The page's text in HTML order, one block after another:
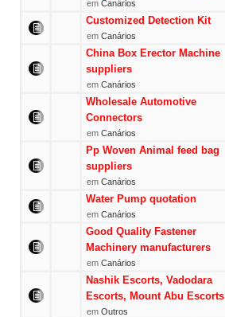
em Canários
Customized Detection Kit
em Canários
China Box Erector Machine
suppliers
em Canários
Wholesale Automotive
Connectors
em Canários
Pp Woven Animal feed bag
suppliers
em Canários
Water Pump quotation
em Canários
Good Quality Fastener
Machinery manufacturers
em Canários
Nashik Escorts, Vadodara
Escorts, Mount Abu Escorts
em Outros